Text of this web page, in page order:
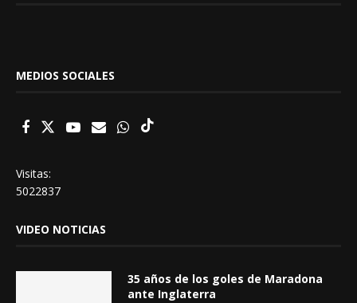
MEDIOS SOCIALES
Visitas:
5022837
VIDEO NOTICIAS
35 años de los goles de Maradona
ante Inglaterra